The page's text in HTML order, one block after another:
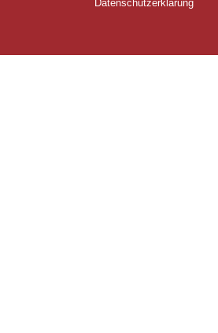
Datenschutzerklärung